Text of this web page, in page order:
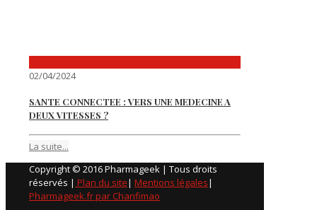
02/04/2024
SANTE CONNECTEE : VERS UNE MEDECINE A
DEUX VITESSES ?
La suite...
Copyright © 2016 Pharmageek | Tous droits
réservés | Plan du site| Mentions légales|
Pharmageek.fr par Chanfimao